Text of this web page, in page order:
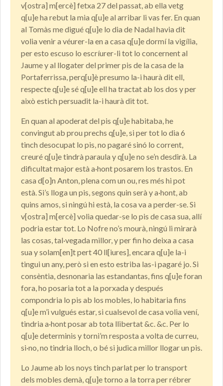
v[ostra] m[ercè] fetxa 27 del passat, ab ella vetg
q[u]e ha rebut la mia q[u]e al arribar li vas fer. En quan
al Tomàs me digué q[u]e lo dia de Nadal havia dit
volia venir a véurer-la en a casa q[u]e dormí la vigília,
per esto escuso lo escríurer-li tot lo concernent al
Jaume y al llogater del primer pis de la casa de la
Portaferrissa, perq[u]è presumo la-i haurà dit ell,
respecte q[u]e sé q[u]e ell ha tractat ab los dos y per
això estich persuadit la-i haurà dit tot.
En quan al apoderat del pis q[u]e habitaba, he
convingut ab prou prechs q[u]e, si per tot lo dia 6
tinch desocupat lo pis, no pagaré sinó lo corrent,
creuré q[u]e tindrà paraula y q[u]e no se’n desdirà. La
dificultat major està a·hont posarem los trastos. En
casa d[o]n Anton, plena com un ou, res més hi pot
està. Si’s lloga un pis, segons quin serà y a·hont, ab
quins amos, si ningú hi està, la cosa va a perder-se. Si
v[ostra] m[ercè] volia quedar-se lo pis de casa sua, allí
podria estar tot. Lo Nofre no’s mourà, ningú li mirarà
las cosas, tal·vegada millor, y per fin ho deixa a casa
sua y solam[en]t pert 40 ll[iures], encara q[u]e la-i
tingui un any, però si en esto estriba las-i pagaré jo. Si
consèntia, desnonaria las estandantas, fins q[u]e foran
fora, ho posaria tot a la porxada y después
compondria lo pis ab los mobles, lo habitaria fins
q[u]e m’i vulgués estar, si cualsevol de casa volia vení,
tindria a·hont posar ab tota llibertat &c. &c. Per lo
q[u]e determinis y torni’m resposta a volta de curreu,
si·no, no tindria lloch, o bé si judica millor llogar un pis.
Lo Jaume ab los noys tinch parlat per lo transport
dels mobles demà, q[u]e torno a la torra per rébrer